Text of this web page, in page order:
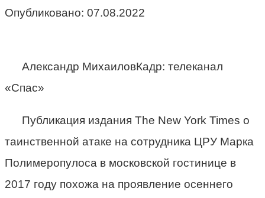
Опубликовано: 07.08.2022
Александр МихаиловКадр: телеканал
«Спас»
Публикация издания The New York Times о
таинственной атаке на сотрудника ЦРУ Марка
Полимеропулоса в московской гостинице в
2017 году похожа на проявление осеннего